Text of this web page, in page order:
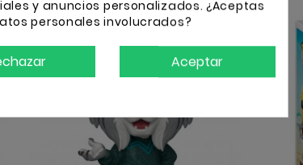
y anuncios personalizados. ¿Aceptas
personales involucrados?
Aceptar